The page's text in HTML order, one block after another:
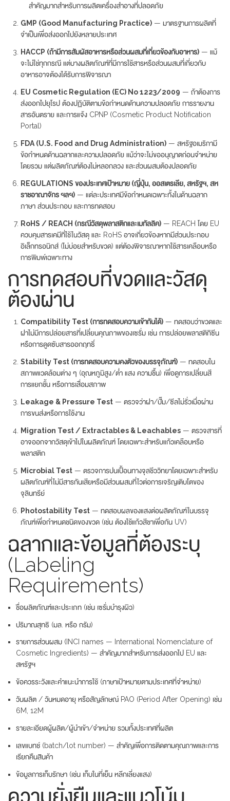
สำคัญมากสำหรับการผลิตเครื่องสำอางที่ปลอดภัย
GMP (Good Manufacturing Practice) — มาตรฐานการผลิตที่
จำเป็นเพื่อส่งออกไปยังหลายประเทศ
HACCP (ถ้ามีการสัมผัสอาหารหรือส่วนผสมที่เกี่ยวข้องกับอาหาร) — แม้
จะไม่ใช่ทุกกรณี แต่บางผลิตภัณฑ์ที่มีการใช้สารหรือส่วนผสมที่เกี่ยวกับ
อาหารอาจต้องได้รับการพิจารณา
EU Cosmetic Regulation (EC) No 1223/2009 — ถ้าต้องการ
ส่งออกไปยุโรป ต้องปฏิบัติตามข้อกำหนดด้านความปลอดภัย การรายงาน
สารอันตราย และการแจ้ง CPNP (Cosmetic Product Notification
Portal)
FDA (U.S. Food and Drug Administration) — สหรัฐอเมริกามี
ข้อกำหนดด้านฉลากและความปลอดภัย แม้ว่าจะไม่ขออนุญาตก่อนจำหน่าย
โดยรวม แต่ผลิตภัณฑ์ต้องไม่หลอกลวง และส่วนผสมต้องปลอดภัย
REGULATIONS ของประเทศเป้าหมาย (ญี่ปุ่น, ออสเตรเลีย, สหรัฐฯ, สห
ราชอาณาจักร ฯลฯ) — แต่ละประเทศมีข้อกำหนดเฉพาะทั้งในด้านฉลาก
ภาษา ส่วนประกอบ และการทดสอบ
RoHS / REACH (กรณีวัสดุพลาสติกและเมทัลลิค) — REACH โดย EU
ควบคุมสารเคมีที่ใช้ในวัสดุ และ RoHS อาจเกี่ยวข้องหากมีส่วนประกอบ
อิเล็กทรอนิกส์ (ไม่บ่อยสำหรับขวด) แต่ต้องพิจารณาหากใช้สารเคลือบหรือ
การพิมพ์เฉพาะทาง
การทดสอบที่ขวดและวัสดุ
ต้องผ่าน
Compatibility Test (การทดสอบความเข้ากันได้) — ทดสอบว่าขวดและ
ฝาไม่มีการปล่อยสารที่เปลี่ยนคุณภาพของเซรั่ม เช่น การปล่อยพลาสติกิซีน
หรือการดูดซับสารออกฤทธิ์
Stability Test (การทดสอบความคงตัวของบรรจุภัณฑ์) — ทดสอบใน
สภาพแวดล้อมต่าง ๆ (อุณหภูมิสูง/ต่ำ แสง ความชื้น) เพื่อดูการเปลี่ยนสี
การแยกชั้น หรือการเสื่อมสภาพ
Leakage & Pressure Test — ตรวจว่าฝา/ปั๊ม/ซีลไม่รั่วเมื่อผ่าน
การขนส่งหรือการใช้งาน
Migration Test / Extractables & Leachables — ตรวจสารที่
อาจออกจากวัสดุเข้าไปในผลิตภัณฑ์ โดยเฉพาะสำหรับแก้วเคลือบหรือ
พลาสติก
Microbial Test — ตรวจการปนเปื้อนทางจุลชีววิทยาโดยเฉพาะสำหรับ
ผลิตภัณฑ์ที่ไม่มีสารกันเสียหรือมีส่วนผสมที่ไวต่อการเจริญเติบโตของ
จุลินทรีย์
Photostability Test — ทดสอบผลของแสงต่อผลิตภัณฑ์ในบรรจุ
ภัณฑ์เพื่อกำหนดชนิดของขวด (เช่น ต้องใช้แก้วสีชาเพื่อกัน UV)
ฉลากและข้อมูลที่ต้องระบุ
(Labeling
Requirements)
ชื่อผลิตภัณฑ์และประเภท (เช่น เซรั่มบำรุงผิว)
ปริมาณสุทธิ (มล. หรือ กรัม)
รายการส่วนผสม (INCI names — International Nomenclature of
Cosmetic Ingredients) — สำคัญมากสำหรับการส่งออกไป EU และ
สหรัฐฯ
ข้อควรระวังและคำแนะนำการใช้ (ภาษาเป้าหมายตามประเทศที่จำหน่าย)
วันผลิต / วันหมดอายุ หรือสัญลักษณ์ PAO (Period After Opening) เช่น
6M, 12M
รายละเอียดผู้ผลิต/ผู้นำเข้า/จำหน่าย รวมทั้งประเทศที่ผลิต
เลขแบทช์ (batch/lot number) — สำคัญเพื่อการติดตามคุณภาพและการ
เรียกคืนสินค้า
ข้อมูลการเก็บรักษา (เช่น เก็บในที่เย็น หลีกเลี่ยงแสง)
ความยั่งยืนและแนวโน้ม